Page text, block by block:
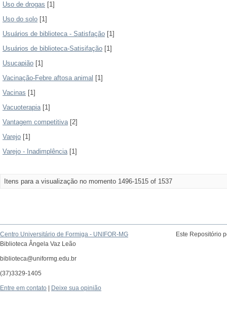
Uso de drogas [1]
Uso do solo [1]
Usuários de biblioteca - Satisfação [1]
Usuários de biblioteca-Satisifação [1]
Usucapião [1]
Vacinação-Febre aftosa animal [1]
Vacinas [1]
Vacuoterapia[1]
Vantagem competitiva[2]
Varejo [1]
Varejo - Inadimplência[1]
Itens para a visualização no momento 1496-1515 of 1537
Centro Universitário de Formiga - UNIFOR-MG
Biblioteca Ângela Vaz Leão
biblioteca@uniformg.edu.br
(37)3329-1405
Este Repositório
Entre em contato Deixe sua opinião